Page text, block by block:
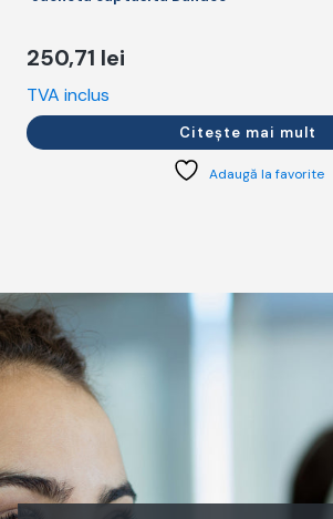
250,71 lei
TVA inclus
Citește mai mult
Adaugă la favorite